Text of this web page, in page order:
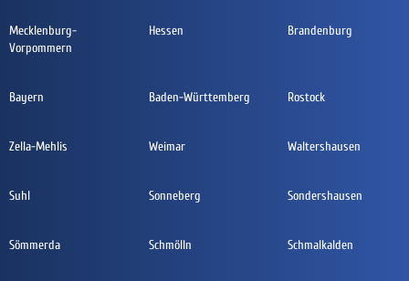
Mecklenburg-
Vorpommern
Hessen Brandenburg
Bayern Baden-Württemberg Rostock
Zella-Mehlis Weimar Waltershausen
Suhl Sonneberg Sondershausen
Sömmerda Schmölln Schmalkalden